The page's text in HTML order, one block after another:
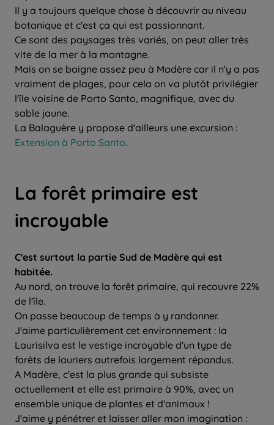
Il y a toujours quelque chose à découvrir au niveau
botanique et c'est ça qui est passionnant.
Ce sont des paysages très variés, on peut aller très
vite de la mer à la montagne.
Mais on se baigne assez peu à Madère car il n'y a pas
vraiment de plages, pour cela on va plutôt privilégier
l'île voisine de Porto Santo, magnifique, avec du
sable jaune.
La Balaguère y propose d'ailleurs une excursion :
Extension à Porto Santo.
La forêt primaire est
incroyable
C'est surtout la partie Sud de Madère qui est
habitée.
Au nord, on trouve la forêt primaire, qui recouvre 22%
de l'île.
On passe beaucoup de temps à y randonner.
J'aime particulièrement cet environnement : la
Laurisilva est le vestige incroyable d'un type de
forêts de lauriers autrefois largement répandus.
A Madère, c'est la plus grande qui subsiste
actuellement et elle est primaire à 90%, avec un
ensemble unique de plantes et d'animaux !
J'aime y pénétrer et laisser aller mon imagination :